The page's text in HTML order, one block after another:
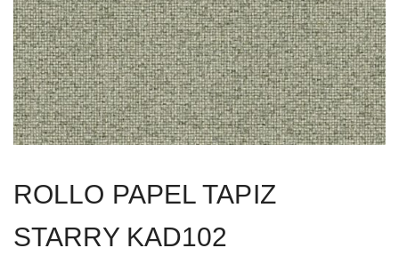
ROLLO PAPEL TAPIZ
STARRY KAD102